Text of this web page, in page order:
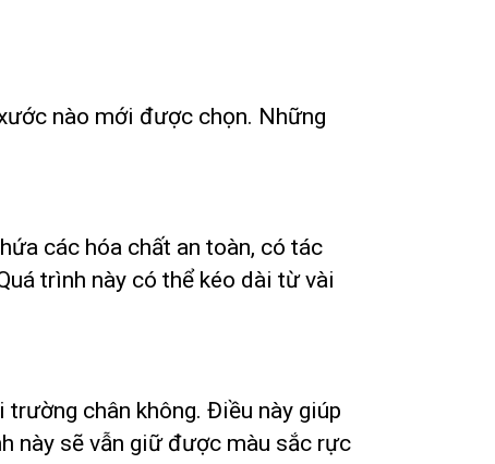
nào mới được chọn. Những
các hóa chất an toàn, có tác
trình này có thể kéo dài từ vài
chân không. Điều này giúp
này sẽ vẫn giữ được màu sắc rực